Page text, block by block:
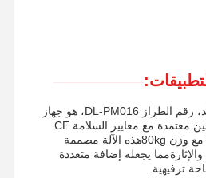
أشرطة فيديو حول بنا
آلة لعبة مخلب الدرام لاند، رقم الطراز DL-PM016، هو جهاز
ترفيهي استثنائي من الصين.معتمدة مع معايير السلامة CE
وتعمل عند 220V/100W مع وزن 80kgهذه الآلة مصممة
يجعله إضافة متعددة
ترفيهية.